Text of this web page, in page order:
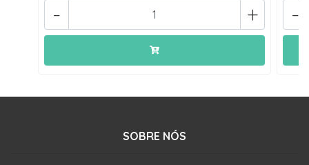
+
- -
SOBRE NÓS